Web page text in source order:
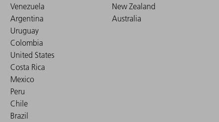
Venezuela
Argentina
Uruguay
Colombia
United States
Costa Rica
Mexico
Peru
Chile
Brazil
New Zealand
Australia